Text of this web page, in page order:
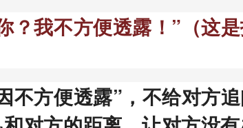
？我不方便透露！”（这
不方便透露”，不给对方